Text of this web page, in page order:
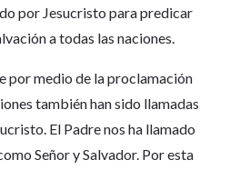
por Jesucristo para predicar
a todas las naciones.
por medio de la proclamación
también han sido llamadas
El Padre nos ha llamado
Señor y Salvador. Por esta